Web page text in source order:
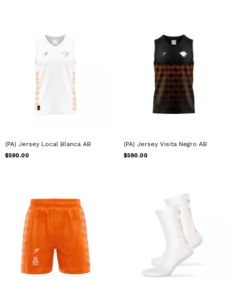
(PA) Jersey Local Blanca AB
$590.00
(PA) Jersey Visita Negro AB
$590.00